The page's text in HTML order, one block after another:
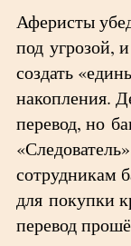
Аферисты
под угрозой,
создать
накопления.
перевод, но
сотрудникам
для покупки
перевод